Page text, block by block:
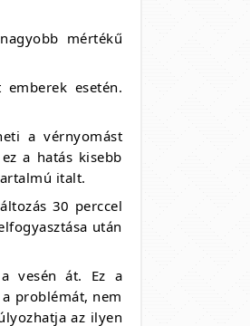
mértékű
esetén.
a vérnyomást
a hatás kisebb
italt.
30 perccel
után
vesén át. Ez a
problémát, nem
az ilyen